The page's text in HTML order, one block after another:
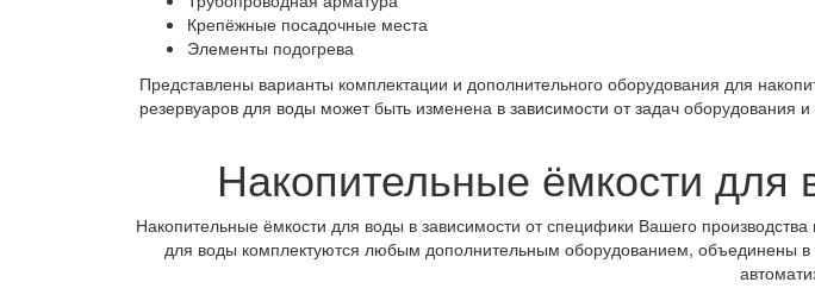
Крепёжные посадочные места
Элементы подогрева
Представлены варианты комплектации и дополнительного оборудования для
резервуаров для воды может быть изменена в зависимости от задач оборудования
Накопительные ёмкости для
Накопительные ёмкости для воды в зависимости от специфики Вашего
для воды комплектуются любым дополнительным оборудованием, объединены в